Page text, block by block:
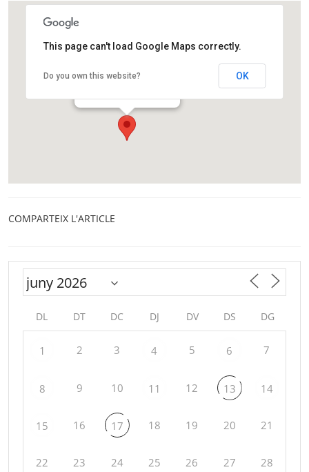
Teatre Poliorama
Rambla dels Estudis, 115,
This page can't load Google Maps correctly.
Do you own this website? OK
COMPARTEIX L'ARTICLE
DL DT DC DJ DV DS DG
1 2 3 4 5 6 7
8 9 10 11 12 13 14
15 16 17 18 19 20 21
22 23 24 25 26 27 28